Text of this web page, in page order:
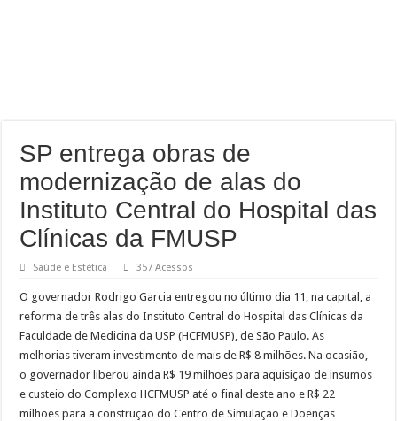
SP entrega obras de
modernização de alas do
Instituto Central do Hospital das
Clínicas da FMUSP
Saúde e Estética 357 Acessos
O governador Rodrigo Garcia entregou no último dia 11, na capital, a
reforma de três alas do Instituto Central do Hospital das Clínicas da
Faculdade de Medicina da USP (HCFMUSP), de São Paulo. As
melhorias tiveram investimento de mais de R$ 8 milhões. Na ocasião,
o governador liberou ainda R$ 19 milhões para aquisição de insumos
e custeio do Complexo HCFMUSP até o final deste ano e R$ 22
milhões para a construção do Centro de Simulação e Doenças